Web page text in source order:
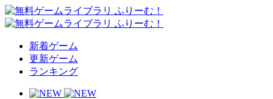
新着ゲーム
更新ゲーム
ランキング